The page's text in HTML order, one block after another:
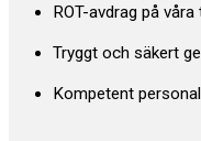
ROT-avdrag på
Tryggt och säkert
Kompetent